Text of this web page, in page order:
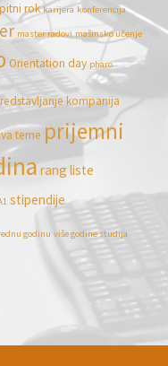
rok karijera konferencija
master radovi mašinsko učenje
Orientation day pharo
kompanija
teme prijemni
rang liste
stipendije
godinu više godine studija